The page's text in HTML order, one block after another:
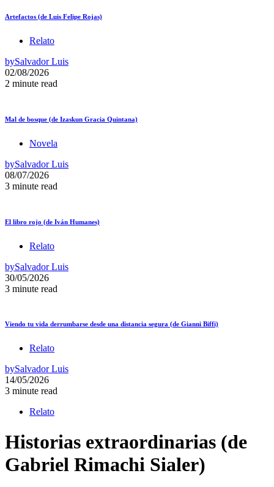
Artefactos (de Luis Felipe Rojas)
Relato
bySalvador Luis
02/08/2026
2 minute read
Mal de bosque (de Izaskun Gracia Quintana)
Novela
bySalvador Luis
08/07/2026
3 minute read
El libro rojo (de Iván Humanes)
Relato
bySalvador Luis
30/05/2026
3 minute read
Viendo tu vida derrumbarse desde una distancia segura (de Gianni Biffi)
Relato
bySalvador Luis
14/05/2026
3 minute read
Relato
Historias extraordinarias (de
Gabriel Rimachi Sialer)